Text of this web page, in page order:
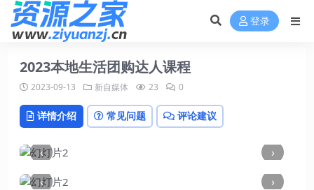
登录
2023本地生活团购达人课程
2023-09-13 新自媒体 23 0
详情介绍 常见问题 评论建议
‹
›
‹
›